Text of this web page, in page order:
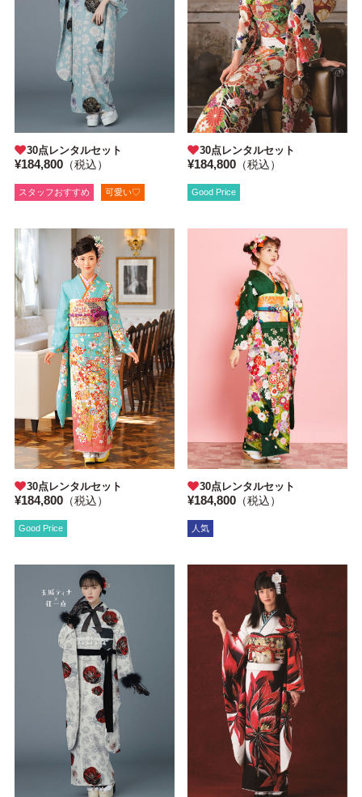
30点レンタルセット
¥184,800（税込）
スタッフおすすめ 可愛い♡
30点レンタルセット
¥184,800 （税込）
Good Price
30点レンタルセット
¥184,800（税込）
Good Price
30点レンタルセット
¥184,800 （税込）
人気